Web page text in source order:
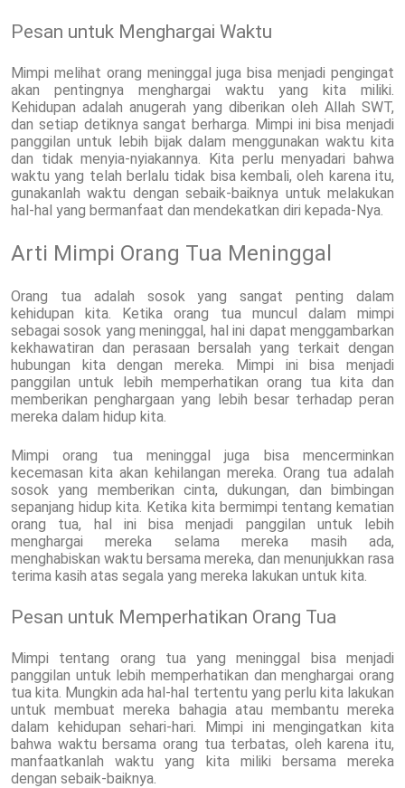
Pesan untuk Menghargai Waktu
Mimpi melihat orang meninggal juga bisa menjadi pengingat
akan pentingnya menghargai waktu yang kita miliki.
Kehidupan adalah anugerah yang diberikan oleh Allah SWT,
dan setiap detiknya sangat berharga. Mimpi ini bisa menjadi
panggilan untuk lebih bijak dalam menggunakan waktu kita
dan tidak menyia-nyiakannya. Kita perlu menyadari bahwa
waktu yang telah berlalu tidak bisa kembali, oleh karena itu,
gunakanlah waktu dengan sebaik-baiknya untuk melakukan
hal-hal yang bermanfaat dan mendekatkan diri kepada-Nya.
Arti Mimpi Orang Tua Meninggal
Orang tua adalah sosok yang sangat penting dalam
kehidupan kita. Ketika orang tua muncul dalam mimpi
sebagai sosok yang meninggal, hal ini dapat menggambarkan
kekhawatiran dan perasaan bersalah yang terkait dengan
hubungan kita dengan mereka. Mimpi ini bisa menjadi
panggilan untuk lebih memperhatikan orang tua kita dan
memberikan penghargaan yang lebih besar terhadap peran
mereka dalam hidup kita.
Mimpi orang tua meninggal juga bisa mencerminkan
kecemasan kita akan kehilangan mereka. Orang tua adalah
sosok yang memberikan cinta, dukungan, dan bimbingan
sepanjang hidup kita. Ketika kita bermimpi tentang kematian
orang tua, hal ini bisa menjadi panggilan untuk lebih
menghargai mereka selama mereka masih ada,
menghabiskan waktu bersama mereka, dan menunjukkan rasa
terima kasih atas segala yang mereka lakukan untuk kita.
Pesan untuk Memperhatikan Orang Tua
Mimpi tentang orang tua yang meninggal bisa menjadi
panggilan untuk lebih memperhatikan dan menghargai orang
tua kita. Mungkin ada hal-hal tertentu yang perlu kita lakukan
untuk membuat mereka bahagia atau membantu mereka
dalam kehidupan sehari-hari. Mimpi ini mengingatkan kita
bahwa waktu bersama orang tua terbatas, oleh karena itu,
manfaatkanlah waktu yang kita miliki bersama mereka
dengan sebaik-baiknya.